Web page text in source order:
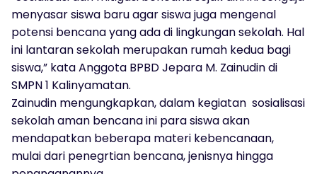
menyasar siswa baru agar siswa juga mengenal
potensi bencana yang ada di lingkungan sekolah. Hal
ini lantaran sekolah merupakan rumah kedua bagi
siswa,” kata Anggota BPBD Jepara M. Zainudin di
SMPN 1 Kalinyamatan.
Zainudin mengungkapkan, dalam kegiatan sosialisasi
sekolah aman bencana ini para siswa akan
mendapatkan beberapa materi kebencanaan,
mulai dari penegrtian bencana, jenisnya hingga